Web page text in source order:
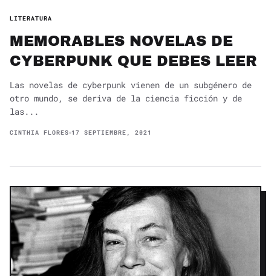
LITERATURA
MEMORABLES NOVELAS DE
CYBERPUNK QUE DEBES LEER
Las novelas de cyberpunk ​vienen de un subgénero de
otro mundo, se deriva de la ciencia ficción y de
las...
CINTHIA FLORES 17 SEPTIEMBRE, 2021